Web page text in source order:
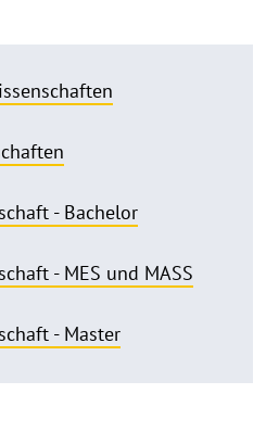
- Bachelor
- MES und MASS
- Master